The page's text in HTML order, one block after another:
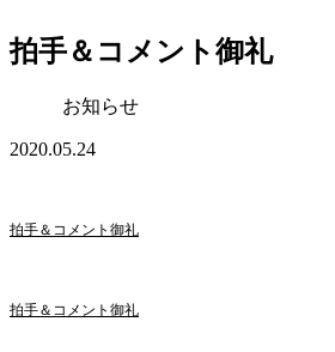
拍手＆コメント御礼
お知らせ
2020.05.24
拍手＆コメント御礼
拍手＆コメント御礼